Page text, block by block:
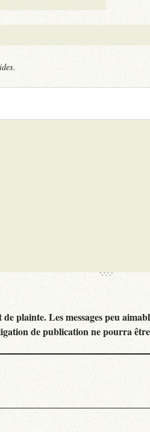
plainte. Les messages peu
de publication ne pourra